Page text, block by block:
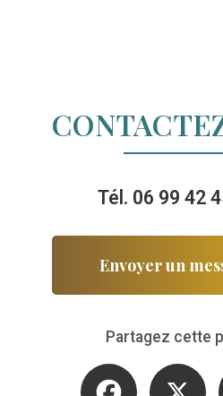
Tél. 06 99 42
Envoyer un
Partagez cette
Facebook